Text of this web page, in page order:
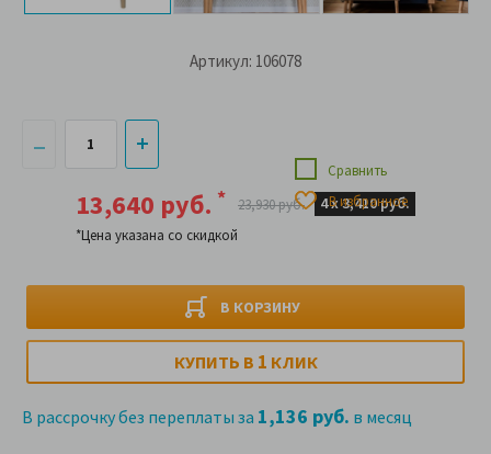
Артикул: 106078
13,640 руб. *
*Цена указана со скидкой
23,930 руб. 4 х3,410 руб.
В КОРЗИНУ
Сравнить
В избранное
КУПИТЬ В 1 КЛИК
В рассрочку без переплаты за 1,136 руб. в месяц